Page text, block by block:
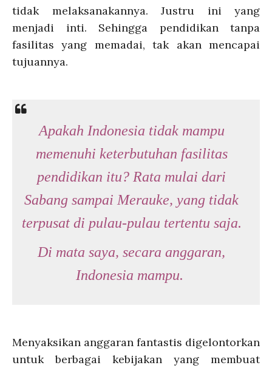
tidak melaksanakannya. Justru ini yang
menjadi inti. Sehingga pendidikan tanpa
fasilitas yang memadai, tak akan mencapai
tujuannya.
Apakah Indonesia tidak mampu
memenuhi keterbutuhan fasilitas
pendidikan itu? Rata mulai dari
Sabang sampai Merauke, yang tidak
terpusat di pulau-pulau tertentu saja.
Di mata saya, secara anggaran,
Indonesia mampu.
Menyaksikan anggaran fantastis digelontorkan
untuk berbagai kebijakan yang membuat